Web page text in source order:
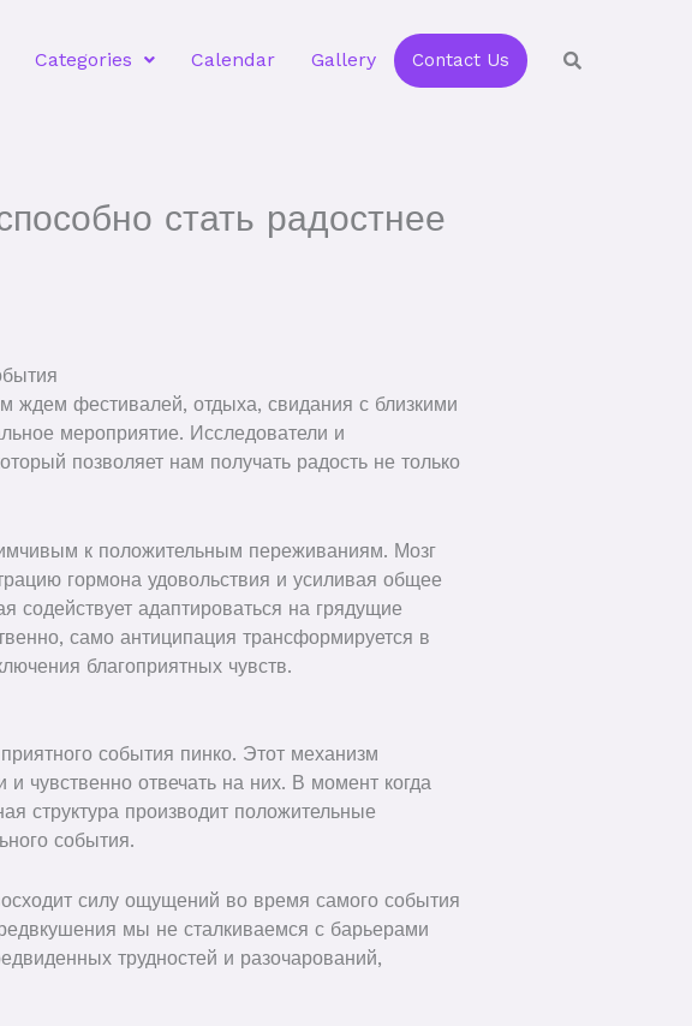
Categories Calendar Gallery Contact Us
стать радостнее
ждем фестивалей, отдыха, свидания с близкими
мероприятие. Исследователи и
позволяет нам получать радость не только
к положительным переживаниям. Мозг
гормона удовольствия и усиливая общее
содействует адаптироваться на грядущие
само антиципация трансформируется в
благоприятных чувств.
события пинко. Этот механизм
чувственно отвечать на них. В момент когда
структура производит положительные
события.
силу ощущений во время самого события
мы не сталкиваемся с барьерами
трудностей и разочарований,